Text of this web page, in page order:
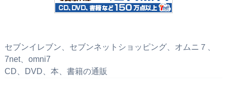
セブンイレブン、セブンネットショッピング、オムニ７、
7net、omni7
CD、DVD、本、書籍の通販